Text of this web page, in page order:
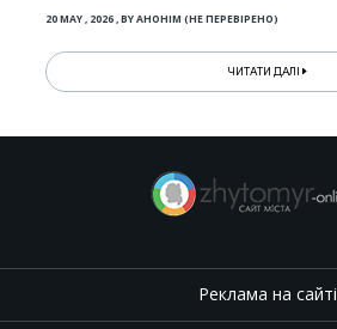
20 MAY , 2026,BYАНОНІМ (НЕ ПЕРЕВІРЕНО)
ЧИТАТИ ДАЛІ
Реклама на сайті